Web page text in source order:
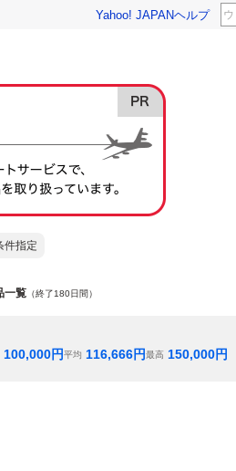
Yahoo! JAPANヘルプ
件指定
一覧 （終了180日間）
100,000円平均 116,666円最高 150,000円